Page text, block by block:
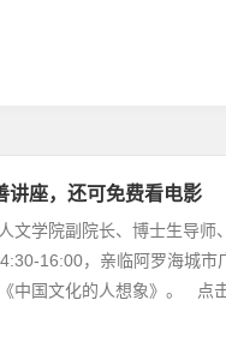
讲座，还可免费看电影
文学院副院长、博士生导
16:00，亲临阿罗海城
中国文化的人想象》。 点击